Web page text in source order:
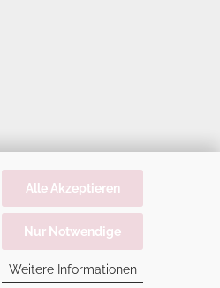
Alle Akzeptieren
Nur Notwendige
Weitere Informationen